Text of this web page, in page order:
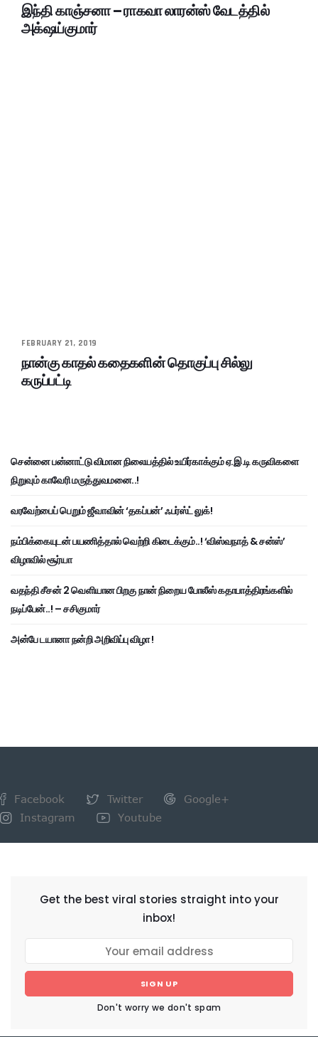
இந்தி காஞ்சனா – ராகவா லாரன்ஸ் வேடத்தில்
அக்‌ஷய்குமார்
FEBRUARY 21, 2019
நான்கு காதல் கதைகளின் தொகுப்பு சில்லு
கருப்பட்டி
சென்னை பன்னாட்டு விமான நிலையத்தில் உயிர்காக்கும் ஏ.இ.டி கருவிகளை
நிறுவும் காவேரி மருத்துவமனை..!
வரவேற்பைப் பெறும் ஜீவாவின் ‘தகப்பன்’ ஃபர்ஸ்ட் லுக்!
நம்பிக்கையுடன் பயணித்தால் வெற்றி கிடைக்கும்..! ‘விஸ்வநாத் & சன்ஸ்’
விழாவில் சூர்யா
வதந்தி சீசன் 2 வெளியான பிறகு நான் நிறைய போலீஸ் கதாபாத்திரங்களில்
நடிப்பேன்..! – சசிகுமார்
அன்பே டயானா நன்றி அறிவிப்பு விழா !
Facebook Twitter
Google+
Instagram
Youtube
Get the best viral stories straight into your
inbox!
SIGN UP
Don't worry we don't spam